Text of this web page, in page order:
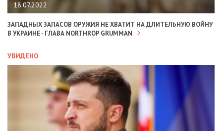
18.07.2022
ЗАПАДНЫХ ЗАПАСОВ ОРУЖИЯ НЕ ХВАТИТ НА ДЛИТЕЛЬНУЮ ВОЙНУ
В УКРАИНЕ - ГЛАВА NORTHROP GRUMMAN
УВИДЕНО